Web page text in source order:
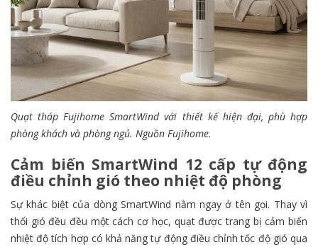
Quạt tháp Fujihome SmartWind với thiết kế hiện đại, phù hợp
phòng khách và phòng ngủ. Nguồn Fujihome.
Cảm biến SmartWind 12 cấp tự động
điều chỉnh gió theo nhiệt độ phòng
Sự khác biệt của dòng SmartWind nằm ngay ở tên gọi. Thay vì
thổi gió đều đều một cách cơ học, quạt được trang bị cảm biến
nhiệt độ tích hợp có khả năng tự động điều chỉnh tốc độ gió qua